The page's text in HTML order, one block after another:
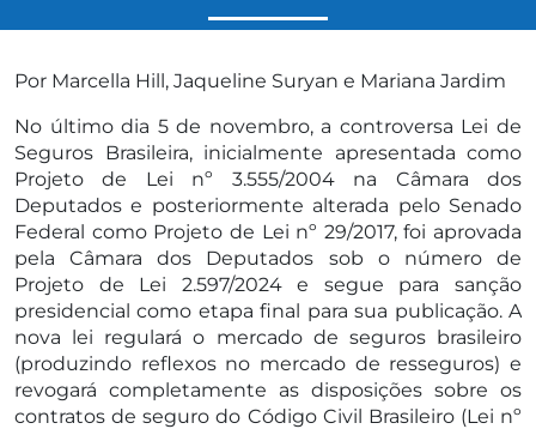
Por Marcella Hill, Jaqueline Suryan e Mariana Jardim
No último dia 5 de novembro, a controversa Lei de
Seguros Brasileira, inicialmente apresentada como
Projeto de Lei nº 3.555/2004 na Câmara dos
Deputados e posteriormente alterada pelo Senado
Federal como Projeto de Lei nº 29/2017, foi aprovada
pela Câmara dos Deputados sob o número de
Projeto de Lei 2.597/2024 e segue para sanção
presidencial como etapa final para sua publicação. A
nova lei regulará o mercado de seguros brasileiro
(produzindo reflexos no mercado de resseguros) e
revogará completamente as disposições sobre os
contratos de seguro do Código Civil Brasileiro (Lei nº